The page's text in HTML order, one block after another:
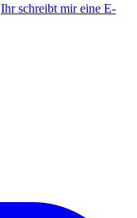
Ihr schreibt mir eine E-